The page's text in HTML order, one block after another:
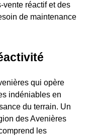
vente réactif et des
de maintenance
qui opère
indéniables en
du terrain. Un
des Avenières
les